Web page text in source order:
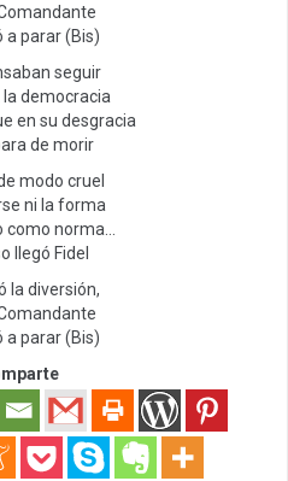
a parar (Bis)
seguir
democracia
en su desgracia
de morir
modo cruel
ni la forma
como norma…
llegó Fidel
la diversión,
a parar (Bis)